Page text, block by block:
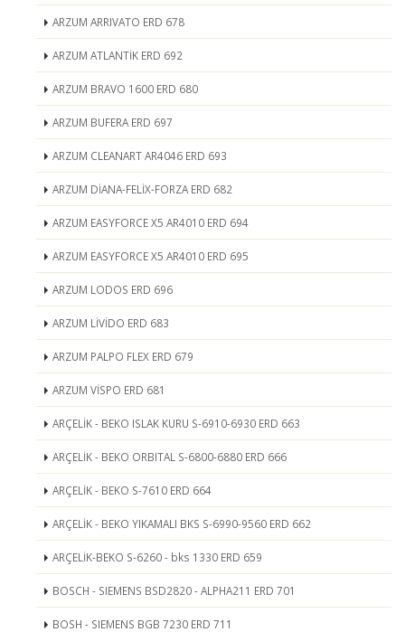
ARZUM ARRIVATO ERD 678
ARZUM ATLANTİK ERD 692
ARZUM BRAVO 1600 ERD 680
ARZUM BUFERA ERD 697
ARZUM CLEANART AR4046 ERD 693
ARZUM DİANA-FELİX-FORZA ERD 682
ARZUM EASYFORCE X5 AR4010 ERD 694
ARZUM EASYFORCE X5 AR4010 ERD 695
ARZUM LODOS ERD 696
ARZUM LİVİDO ERD 683
ARZUM PALPO FLEX ERD 679
ARZUM VİSPO ERD 681
ARÇELİK - BEKO ISLAK KURU S-6910-6930 ERD 663
ARÇELİK - BEKO ORBITAL S-6800-6880 ERD 666
ARÇELİK - BEKO S-7610 ERD 664
ARÇELİK - BEKO YIKAMALI BKS S-6990-9560 ERD 662
ARÇELİK-BEKO S-6260 - bks 1330 ERD 659
BOSCH - SIEMENS BSD2820 - ALPHA211 ERD 701
BOSH - SIEMENS BGB 7230 ERD 711